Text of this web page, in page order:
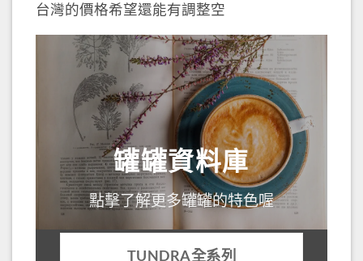
台灣的價格希望還能有調整空
罐罐資料庫
點擊了解更多罐罐的特色喔
TUNDRA全系列